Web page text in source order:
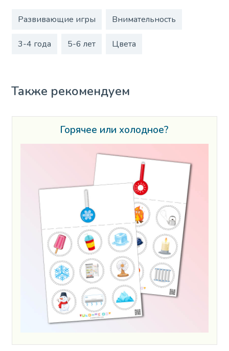
Развивающие игры Внимательность
3-4 года 5-6 лет Цвета
Также рекомендуем
Горячее или холодное?